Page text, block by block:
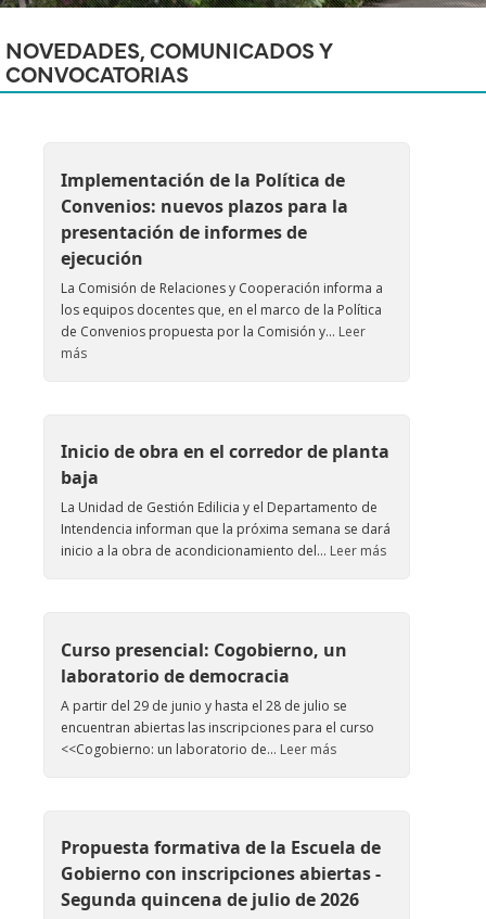
NOVEDADES, COMUNICADOS Y
CONVOCATORIAS
Implementación de la Política de
Convenios: nuevos plazos para la
presentación de informes de
ejecución
La Comisión de Relaciones y Cooperación informa a
los equipos docentes que, en el marco de la Política
de Convenios propuesta por la Comisión y... Leer
más
Inicio de obra en el corredor de planta
baja
La Unidad de Gestión Edilicia y el Departamento de
Intendencia informan que la próxima semana se dará
inicio a la obra de acondicionamiento del... Leer más
Curso presencial: Cogobierno, un
laboratorio de democracia
A partir del 29 de junio y hasta el 28 de julio se
encuentran abiertas las inscripciones para el curso
<<Cogobierno: un laboratorio de... Leer más
Propuesta formativa de la Escuela de
Gobierno con inscripciones abiertas -
Segunda quincena de julio de 2026